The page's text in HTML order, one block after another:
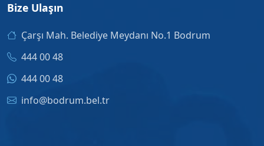
Bize Ulaşın
Çarşı Mah. Belediye Meydanı No.1 Bodrum
444 00 48
444 00 48
info@bodrum.bel.tr